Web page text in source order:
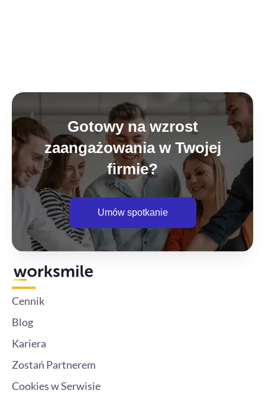
Gotowy na wzrost
zaangażowania w Twojej
firmie?
Umów spotkanie
Cennik
Blog
Kariera
Zostań Partnerem
Cookies w Serwisie